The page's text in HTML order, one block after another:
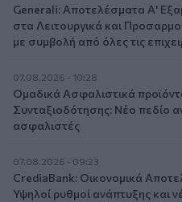
Generali: Αποτελέσματα Α'
στα Λειτουργικά και
με συμβολή από όλες τις
07.08.2026 - 10:28
Ομαδικά Ασφαλιστικά
Συνταξιοδότησης: Νέο πεδίο
ασφαλιστές
07.08.2026 - 09:23
CrediaBank: Οικονομικά
Υψηλοί ρυθμοί ανάπτυξης και